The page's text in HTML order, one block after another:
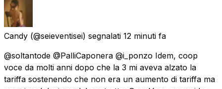
Candy (@seieventisei) segnalati 12 minuti fa
@soltantode @PalliCaponera @i_ponzo Idem, coop
voce da molti anni dopo che la 3 mi aveva alzato la
tariffa sostenendo che non era un aumento di tariffa ma